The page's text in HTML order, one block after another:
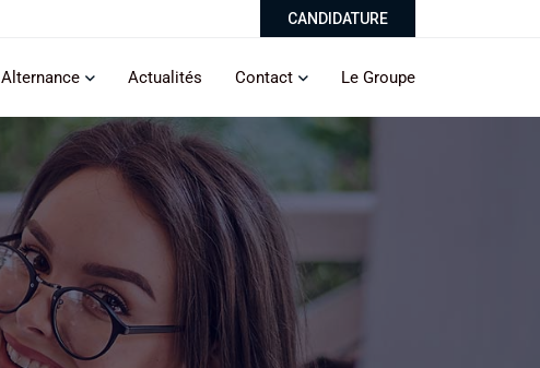
CANDIDATURE
Alternance Actualités Contact Le Groupe